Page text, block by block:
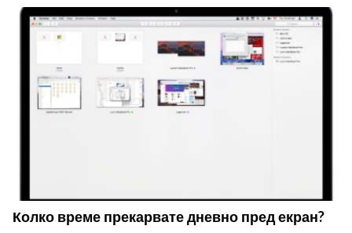
Колко време прекарвате дневно пред екран?